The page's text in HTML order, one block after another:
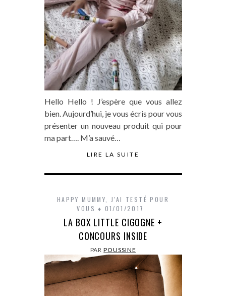
Hello Hello ! J’espère que vous allez
bien. Aujourd’hui, je vous écris pour vous
présenter un nouveau produit qui pour
ma part…. M’a sauvé…
LIRE LA SUITE
HAPPY MUMMY
J'AI TESTÉ POUR
VOUS
01/01/2017
LA BOX LITTLE CIGOGNE +
CONCOURS INSIDE
PARPOUSSINE